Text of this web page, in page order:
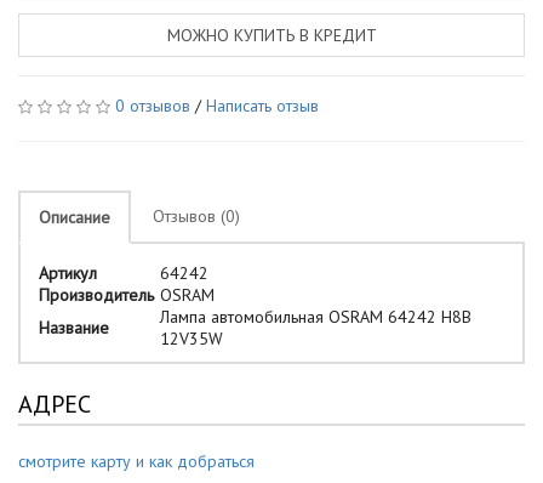
МОЖНО КУПИТЬ В КРЕДИТ
0 отзывов /Написать отзыв
Описание Отзывов (0)
Артикул
64242
Производитель OSRAM
Название
Лампа автомобильная OSRAM 64242 H8B
12V35W
АДРЕС
смотрите карту и как добраться